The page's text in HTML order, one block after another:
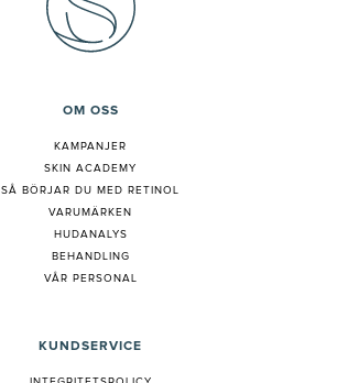
OM OSS
KAMPANJER
SKIN ACADEMY
SÅ BÖRJAR DU MED RETINOL
VARUMÄRKEN
HUDANALYS
BEHANDLING
VÅR PERSONAL
KUNDSERVICE